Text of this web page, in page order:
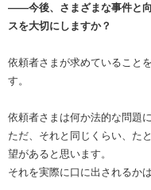
――今後、さまざまな事件と
スを大切にしますか？
依頼者さまが求めていること
す。
依頼者さまは何か法的な問題
ただ、それと同じくらい、た
望があると思います。
それを実際に口に出されるか